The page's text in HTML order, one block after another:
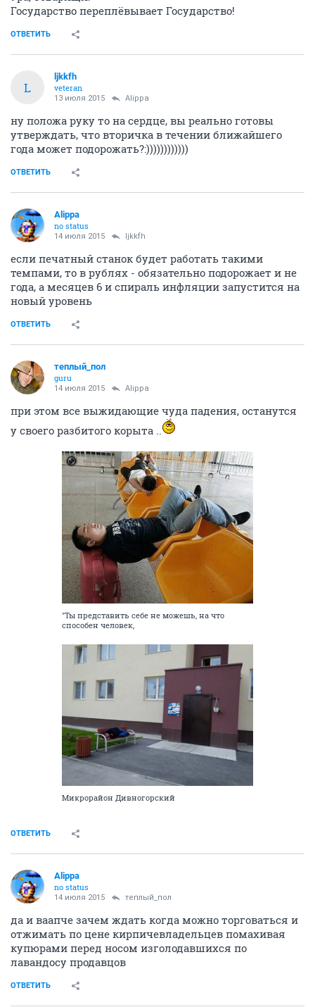
Государство переплёвывает Государство!
ОТВЕТИТЬ
L
ljkkfh
veteran
13 июля 2015 Alippa
ну положа руку то на сердце, вы реально готовы
утверждать, что вторичка в течении ближайшего
года может подорожать?:))))))))))))
ОТВЕТИТЬ
Alippa
no status
14 июля 2015 ljkkfh
если печатный станок будет работать такими
темпами, то в рублях - обязательно подорожает и не
года, а месяцев 6 и спираль инфляции запустится на
новый уровень
ОТВЕТИТЬ
теплый_пол
guru
14 июля 2015 Alippa
при этом все выжидающие чуда падения, останутся
у своего разбитого корыта ..
"Ты представить себе не можешь, на что
способен человек,
Микрорайон Дивногорский
ОТВЕТИТЬ
Alippa
no status
14 июля 2015 теплый_пол
да и ваапче зачем ждать когда можно торговаться и
отжимать по цене кирпичевладельцев помахивая
купюрами перед носом изголодавшихся по
лавандосу продавцов
ОТВЕТИТЬ